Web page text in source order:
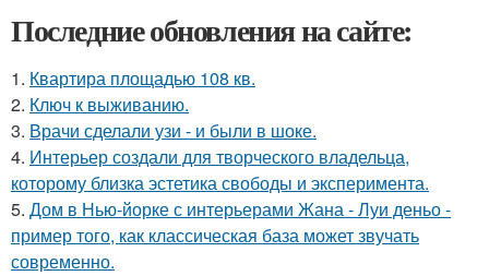
Последние обновления на сайте:
1. Квартира площадью 108 кв.
2. Ключ к выживанию.
3. Врачи сделали узи - и были в шоке.
4. Интерьер создали для творческого владельца,
которому близка эстетика свободы и эксперимента.
5. Дом в Нью-йорке с интерьерами Жана - Луи деньо -
пример того, как классическая база может звучать
современно.